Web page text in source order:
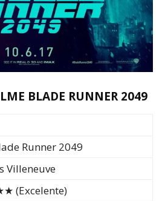
BLADE RUNNER 2049
Runner 2049
Villeneuve
(Excelente)